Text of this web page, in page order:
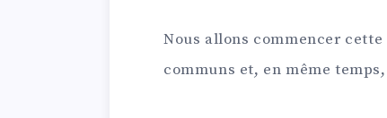
Nous allons commencer
communs et, en même